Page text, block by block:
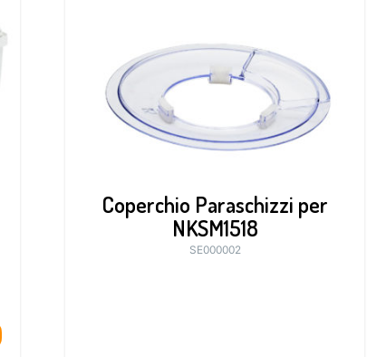
Coperchio Paraschizzi per
NKSM1518
SE000002